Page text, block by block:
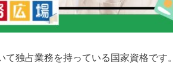
独占業務を持っている国家資格です。